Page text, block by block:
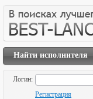
Найти исполнителя
Логин:
Регистрация